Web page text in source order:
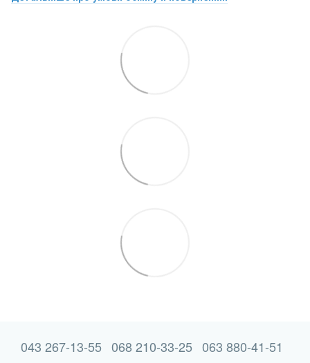
043 267-13-55 068 210-33-25 063 880-41-51